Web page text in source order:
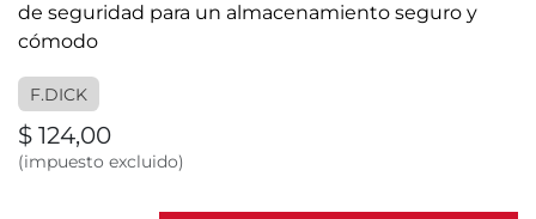
de seguridad para un almacenamiento seguro y
cómodo
F.DICK
$ 124,00
(impuesto excluido)